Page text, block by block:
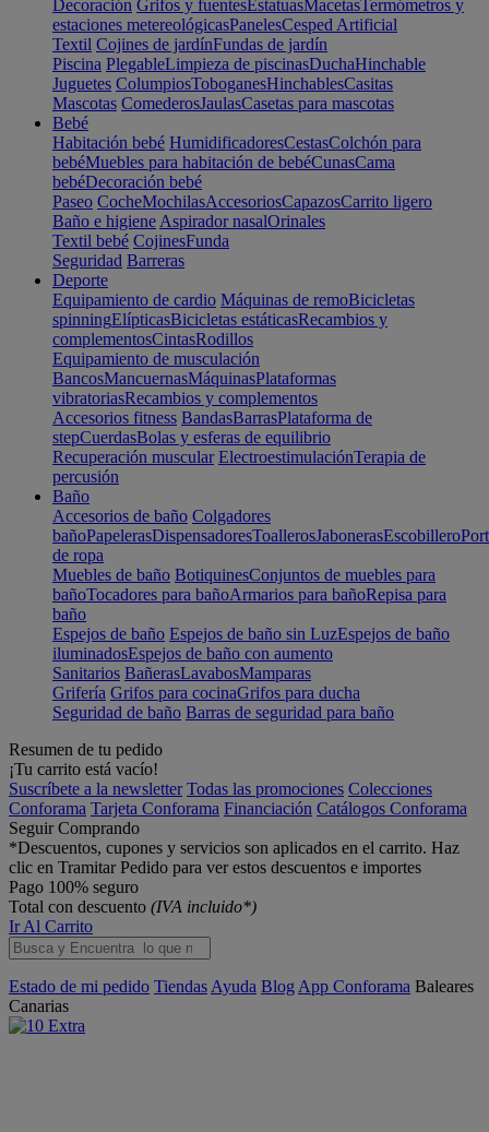
Decoración Grifos y fuentesEstatuasMacetasTermómetros y
estaciones metereológicasPanelesCesped Artificial
Textil Cojines de jardínFundas de jardín
Piscina PlegableLimpieza de piscinasDuchaHinchable
Juguetes ColumpiosToboganesHinchablesCasitas
Mascotas ComederosJaulasCasetas para mascotas
Bebé
Habitación bebé HumidificadoresCestasColchón para
bebéMuebles para habitación de bebéCunasCama
bebéDecoración bebé
Paseo CocheMochilasAccesoriosCapazosCarrito ligero
Baño e higiene Aspirador nasalOrinales
Textil bebé CojinesFunda
Seguridad Barreras
Deporte
Equipamiento de cardio Máquinas de remoBicicletas
spinningElípticasBicicletas estáticasRecambios y
complementosCintasRodillos
Equipamiento de musculación
BancosMancuernasMáquinasPlataformas
vibratoriasRecambios y complementos
Accesorios fitness BandasBarrasPlataforma de
stepCuerdasBolas y esferas de equilibrio
Recuperación muscular ElectroestimulaciónTerapia de
percusión
Baño
Accesorios de baño Colgadores
bañoPapelerasDispensadoresToallerosJabonerasEscobillero
de ropa
Muebles de baño BotiquinesConjuntos de muebles para
bañoTocadores para bañoArmarios para bañoRepisa para
baño
Espejos de baño Espejos de baño sin LuzEspejos de baño
iluminadosEspejos de baño con aumento
Sanitarios BañerasLavabosMamparas
Grifería Grifos para cocinaGrifos para ducha
Seguridad de baño Barras de seguridad para baño
Resumen de tu pedido
¡Tu carrito está vacío!
Suscríbete a la newsletter Todas las promociones Colecciones
Conforama Tarjeta Conforama Financiación Catálogos Conforama
Seguir Comprando
*Descuentos, cupones y servicios son aplicados en el carrito. Haz
clic en Tramitar Pedido para ver estos descuentos e importes
Pago 100% seguro
Total con descuento (IVA incluido*)
Ir Al Carrito
Estado de mi pedido Tiendas Ayuda Blog App Conforama Baleares
Canarias